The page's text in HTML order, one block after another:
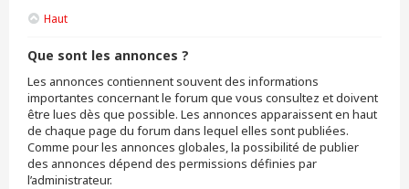
Haut
Que sont les annonces ?
Les annonces contiennent souvent des informations
importantes concernant le forum que vous consultez et doivent
être lues dès que possible. Les annonces apparaissent en haut
de chaque page du forum dans lequel elles sont publiées.
Comme pour les annonces globales, la possibilité de publier
des annonces dépend des permissions définies par
l’administrateur.